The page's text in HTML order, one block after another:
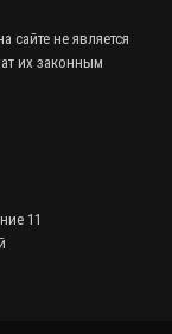
не является
их законным
11